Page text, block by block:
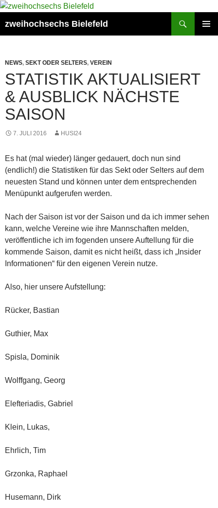
Zum
springen
zweihochsechs Bielefeld
NEWS, SEKT ODER SELTERS, VEREIN
STATISTIK AKTUALISIERT
& AUSBLICK NÄCHSTE
SAISON
7. JULI 2016 HUSI24
Es hat (mal wieder) länger gedauert, doch nun sind
(endlich!) die Statistiken für das Sekt oder Selters auf dem
neuesten Stand und können unter dem entsprechenden
Menüpunkt aufgerufen werden.
Nach der Saison ist vor der Saison und da ich immer sehen
kann, welche Vereine wie ihre Mannschaften melden,
veröffentliche ich im fogenden unsere Auftellung für die
kommende Saison, damit es nicht heißt, dass ich „Insider
Informationen“ für den eigenen Verein nutze.
Also, hier unsere Aufstellung:
Rücker, Bastian
Guthier, Max
Spisla, Dominik
Wolffgang, Georg
Elefteriadis, Gabriel
Klein, Lukas,
Ehrlich, Tim
Grzonka, Raphael
Husemann, Dirk